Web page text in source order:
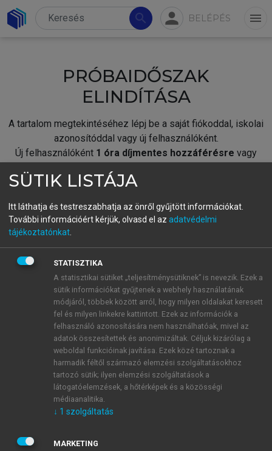
search person BELÉPÉS menu
PRÓBAIDŐSZAK
ELINDÍTÁSA
A tartalom megtekintéséhez lépj be a saját fiókoddal, iskolai
azonosítóddal vagy új felhasználóként.
Új felhasználóként 1 óra díjmentes hozzáférésre vagy
fiókoddal,vagy hozz létre új fiókot.
A regisztráció után apróbaidőszakautomatikusan
BELÉPÉS SAJÁT FIÓKKAL
ÚJ FIÓK LÉTREHOZÁSA
1 óra díjmentes hozzáférés
E-MAIL-CÍM
JELSZÓ
SÜTIK LISTÁJA
Itt láthatja és testreszabhatja az önről gyűjtött információkat.
További információért kérjük, olvasd el az adatvédelmi
tájékoztatónkat
STATISZTIKA
A statisztikai sütiket „teljesítménysütiknek” is nevezik. Ezek a
sütik információkat gyűjtenek a webhely használatának
módjáról, többek között arról, hogy milyen oldalakat keresett
fel és milyen linkekre kattintott. Ezek az információk a
felhasználó azonosítására nem használhatóak, mivel az
adatok összesítettek és anonimizáltak. Céljuk kizárólag a
weboldal funkcióinak javítása. Ezek közé tartoznak a
harmadik féltől származó elemzési szolgáltatásokhoz
tartozó sütik; ilyen elemzési szolgáltatások a
látogatóelemzések, a hőtérképek és a közösségi
médiaanalitika.
↓ 1 szolgáltatás
MARKETING